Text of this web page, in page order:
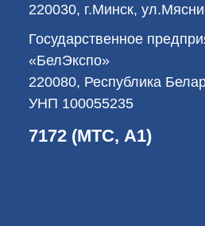
220030, г.Минск,
Государственное
«БелЭкспо»
220080, Республика
УНП 100055235
7172 (МТС, А1)